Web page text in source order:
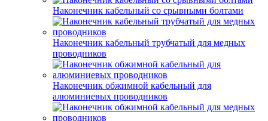
Наконечник кабельный со срывными болтами
Наконечник кабельный трубчатый для медных
проводников
Наконечник обжимной кабельный для
алюминиевых проводников